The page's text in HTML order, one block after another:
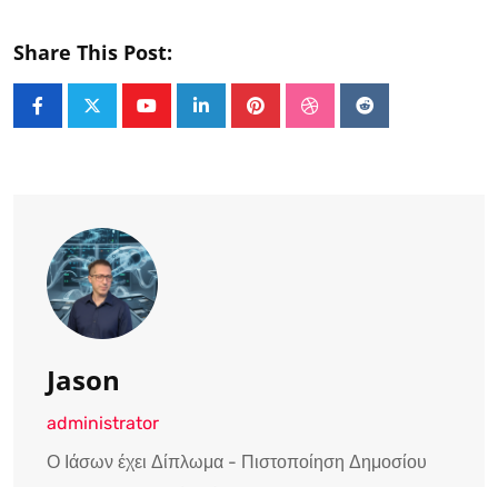
Share This Post:
YoutubeLinkedInPinterestStumbleUpon
Reddit
Jason
administrator
Ο Ιάσων έχει Δίπλωμα - Πιστοποίηση Δημοσίου